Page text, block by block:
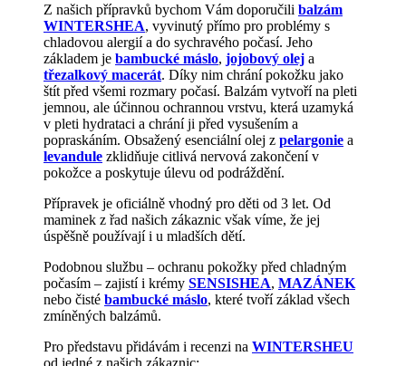
Z našich přípravků bychom Vám doporučili balzám
WINTERSHEA, vyvinutý přímo pro problémy s
chladovou alergií a do sychravého počasí. Jeho
základem je bambucké máslo, jojobový olej a
třezalkový macerát. Díky nim chrání pokožku jako
štít před všemi rozmary počasí. Balzám vytvoří na pleti
jemnou, ale účinnou ochrannou vrstvu, která uzamyká
v pleti hydrataci a chrání ji před vysušením a
popraskáním. Obsažený esenciální olej z pelargonie a
levandule zklidňuje citlivá nervová zakončení v
pokožce a poskytuje úlevu od podráždění.
Přípravek je oficiálně vhodný pro děti od 3 let. Od
maminek z řad našich zákaznic však víme, že jej
úspěšně používají i u mladších dětí.
Podobnou službu – ochranu pokožky před chladným
počasím – zajistí i krémy SENSISHEA, MAZÁNEK
nebo čisté bambucké máslo, které tvoří základ všech
zmíněných balzámů.
Pro představu přidávám i recenzi na WINTERSHEU
od jedné z našich zákaznic: